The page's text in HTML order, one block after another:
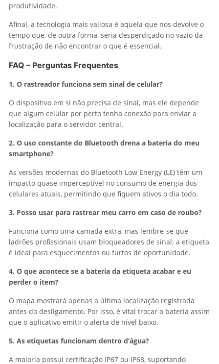
produtividade.
Afinal, a tecnologia mais valiosa é aquela que nos devolve o
tempo que, de outra forma, seria desperdiçado no vazio da
frustração de não encontrar o que é essencial.
FAQ – Perguntas Frequentes
1. O rastreador funciona sem sinal de celular?
O dispositivo em si não precisa de sinal, mas ele depende
que algum celular por perto tenha conexão para enviar a
localização para o servidor central.
2. O uso constante do Bluetooth drena a bateria do meu
smartphone?
As versões modernas do Bluetooth Low Energy (LE) têm um
impacto quase imperceptível no consumo de energia dos
celulares atuais, permitindo que fiquem ativos o dia todo.
3. Posso usar para rastrear meu carro em caso de roubo?
Funciona como uma camada extra, mas lembre-se que
ladrões profissionais usam bloqueadores de sinal; a etiqueta
é ideal para esquecimentos ou furtos de oportunidade.
4. O que acontece se a bateria da etiqueta acabar e eu
perder o item?
O mapa mostrará apenas a última localização registrada
antes do desligamento. Por isso, é vital trocar a bateria assim
que o aplicativo emitir o alerta de nível baixo.
5. As etiquetas funcionam dentro d’água?
A maioria possui certificação IP67 ou IP68, suportando